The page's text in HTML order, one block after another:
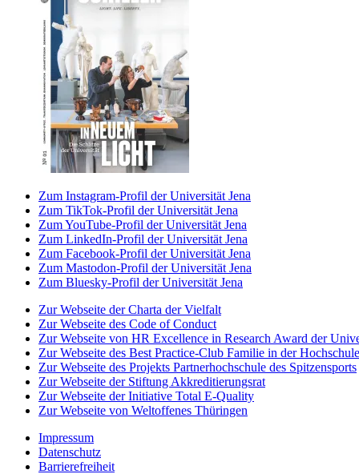
Zum Instagram-Profil der Universität Jena
Zum TikTok-Profil der Universität Jena
Zum YouTube-Profil der Universität Jena
Zum LinkedIn-Profil der Universität Jena
Zum Facebook-Profil der Universität Jena
Zum Mastodon-Profil der Universität Jena
Zum Bluesky-Profil der Universität Jena
Zur Webseite der Charta der Vielfalt
Zur Webseite des Code of Conduct
Zur Webseite von HR Excellence in Research Award der
Zur Webseite des Best Practice-Club Familie in der Hochschule
Zur Webseite des Projekts Partnerhochschule des Spitzensports
Zur Webseite der Stiftung Akkreditierungsrat
Zur Webseite der Initiative Total E-Quality
Zur Webseite von Weltoffenes Thüringen
Impressum
Datenschutz
Barrierefreiheit